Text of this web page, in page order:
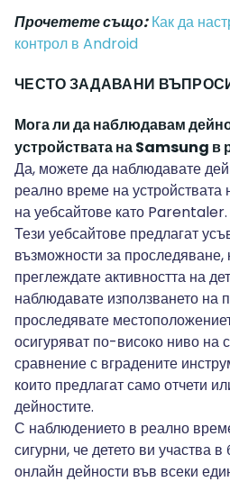
Прочетете също: Как да
контрол в Android
ЧЕСТО ЗАДАВАНИ
Мога ли да наблюдавам
устройствата на Samsung в
Да, можете да наблюдавате
реално време на
на уебсайтове като Parentaler.
Тези уебсайтове предлагат
възможности за проследяване,
преглеждате активността на
наблюдавате използването на
проследявате
осигуряват по-високо ниво на
сравнение с вградените
които предлагат само отчети
дейностите.
С наблюдението в реално
сигурни, че детето ви участва
онлайн дейности във всеки